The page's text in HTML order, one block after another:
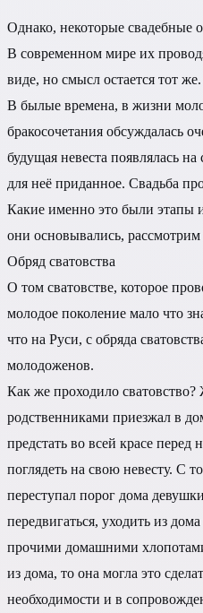
Однако, некоторые свадебные
В современном мире их
виде, но смысл остается тот же.
В былые времена, в жизни
бракосочетания обсуждалась
будущая невеста появлялась
для неё приданное. Свадьба
Какие именно это были этапы
они основывались, рассмотрим
Обряд сватовства
О том сватовстве, которое
молодое поколение мало что
что на Руси, с обряда
молодоженов.
Как же проходило
родственниками приезжал в
предстать во всей красе перед
поглядеть на свою невесту. С
переступал порог дома
передвигаться, уходить из
прочими домашними
из дома, то она могла это
необходимости и в